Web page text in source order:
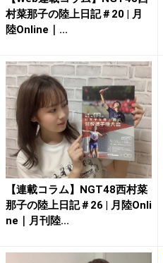
村菜那子の陸上日記＃20 | 月
陸Online｜...
【連載コラム】NGT48西村菜
那子の陸上日記＃26 | 月陸Onli
ne｜月刊陸...